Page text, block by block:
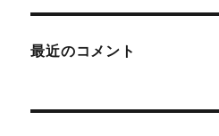
最近のコメント